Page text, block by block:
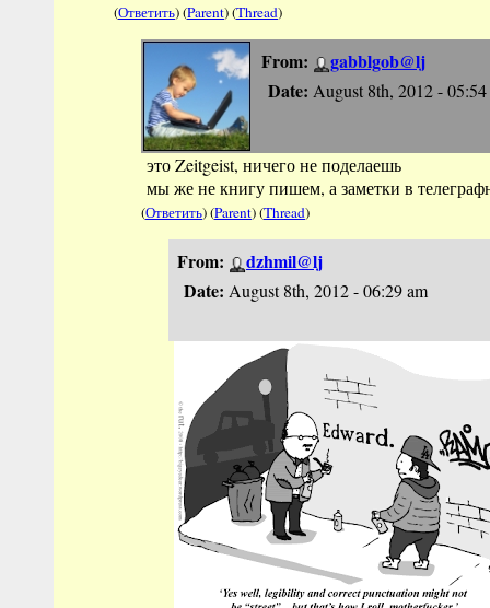
(Ответить) (Parent) (Thread)
From:
gabblgob@lj
Date: August 8th, 2012 - 05:54
это Zeitgeist, ничего не поделаешь
мы же не книгу пишем, а заметки в
(Ответить) (Parent) (Thread)
From:
dzhmil@lj
Date: August 8th, 2012 - 06:29 am